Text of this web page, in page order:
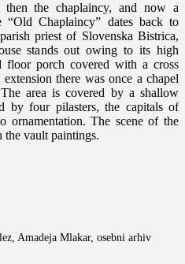
then the chaplaincy, and now a
“Old Chaplaincy” dates back to
priest of Slovenska Bistrica,
stands out owing to its high
floor porch covered with a cross
there was once a chapel
area is covered by a shallow
by four pilasters, the capitals of
ornamentation. The scene of the
vault paintings.
Amadeja Mlakar, osebni arhiv